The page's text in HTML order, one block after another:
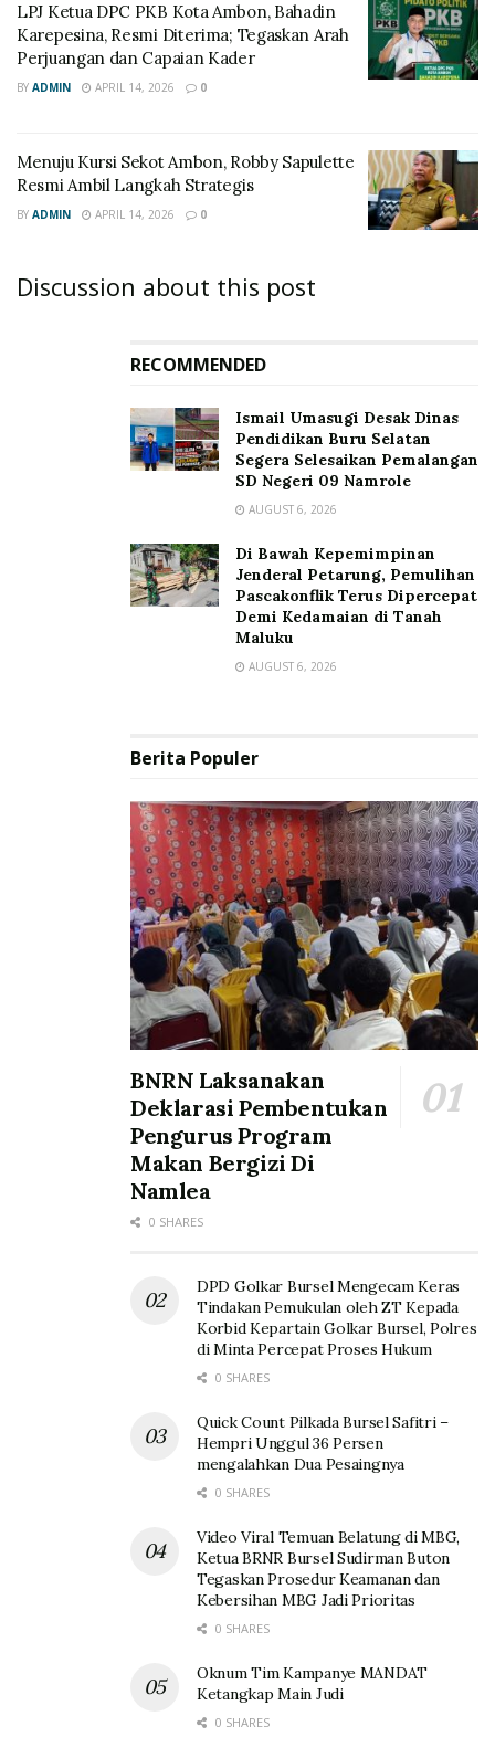
LPJ Ketua DPC PKB Kota Ambon, Bahadin
Karepesina, Resmi Diterima; Tegaskan Arah
Perjuangan dan Capaian Kader
BY ADMIN APRIL 14, 2026 0
Menuju Kursi Sekot Ambon, Robby Sapulette
Resmi Ambil Langkah Strategis
BY ADMIN APRIL 14, 2026 0
Discussion about this post
RECOMMENDED
Ismail Umasugi Desak Dinas
Pendidikan Buru Selatan
Segera Selesaikan Pemalangan
SD Negeri 09 Namrole
AUGUST 6, 2026
Di Bawah Kepemimpinan
Jenderal Petarung, Pemulihan
Pascakonflik Terus Dipercepat
Demi Kedamaian di Tanah
Maluku
AUGUST 6, 2026
Berita Populer
BNRN Laksanakan
Deklarasi Pembentukan
Pengurus Program
Makan Bergizi Di
Namlea
0 SHARES
DPD Golkar Bursel Mengecam Keras
Tindakan Pemukulan oleh ZT Kepada
Korbid Kepartain Golkar Bursel, Polres
di Minta Percepat Proses Hukum
0 SHARES
Quick Count Pilkada Bursel Safitri –
Hempri Unggul 36 Persen
mengalahkan Dua Pesaingnya
0 SHARES
Video Viral Temuan Belatung di MBG,
Ketua BRNR Bursel Sudirman Buton
Tegaskan Prosedur Keamanan dan
Kebersihan MBG Jadi Prioritas
0 SHARES
Oknum Tim Kampanye MANDAT
Ketangkap Main Judi
0 SHARES